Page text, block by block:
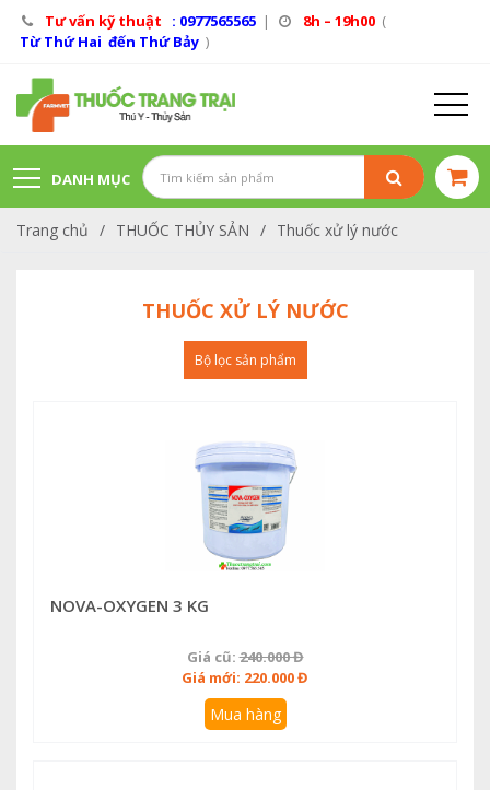
Tư vấn kỹ thuật : 0977565565 | 8h – 19h00 (
Từ Thứ Hai đến Thứ Bảy )
DANH MỤC
SẢN PHẨM
Trang chủ / THUỐC THỦY SẢN / Thuốc xử lý nước
THUỐC XỬ LÝ NƯỚC
Bộ lọc sản phẩm
NOVA-OXYGEN 3 KG
Giá cũ:240.000 Đ
Giá mới: 220.000 Đ
Mua hàng